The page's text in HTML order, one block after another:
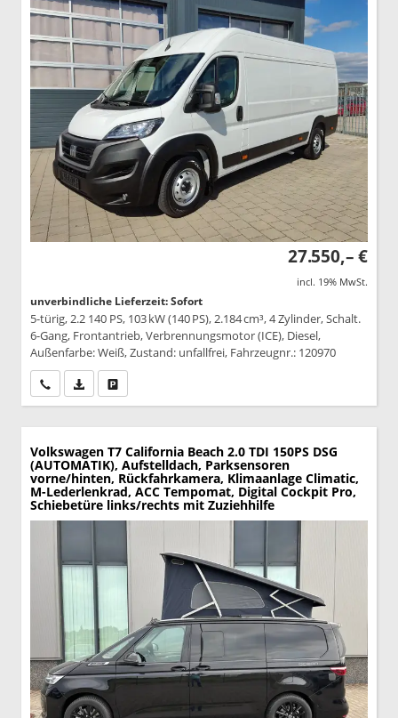
27.550,– €
incl. 19% MwSt.
unverbindliche Lieferzeit: Sofort
5-türig, 2.2 140 PS, 103 kW (140 PS), 2.184 cm³, 4 Zylinder, Schalt.
6-Gang, Frontantrieb, Verbrennungsmotor (ICE), Diesel,
Außenfarbe: Weiß, Zustand: unfallfrei, Fahrzeugnr.: 120970
Wir rufen Sie anPDF-Datei, Fahrzeugexposé drucken
Volkswagen T7 California Beach 2.0 TDI 150PS DSG
(AUTOMATIK), Aufstelldach, Parksensoren
vorne/hinten, Rückfahrkamera, Klimaanlage Climatic,
M-Lederlenkrad, ACC Tempomat, Digital Cockpit Pro,
Schiebetüre links/rechts mit Zuziehhilfe